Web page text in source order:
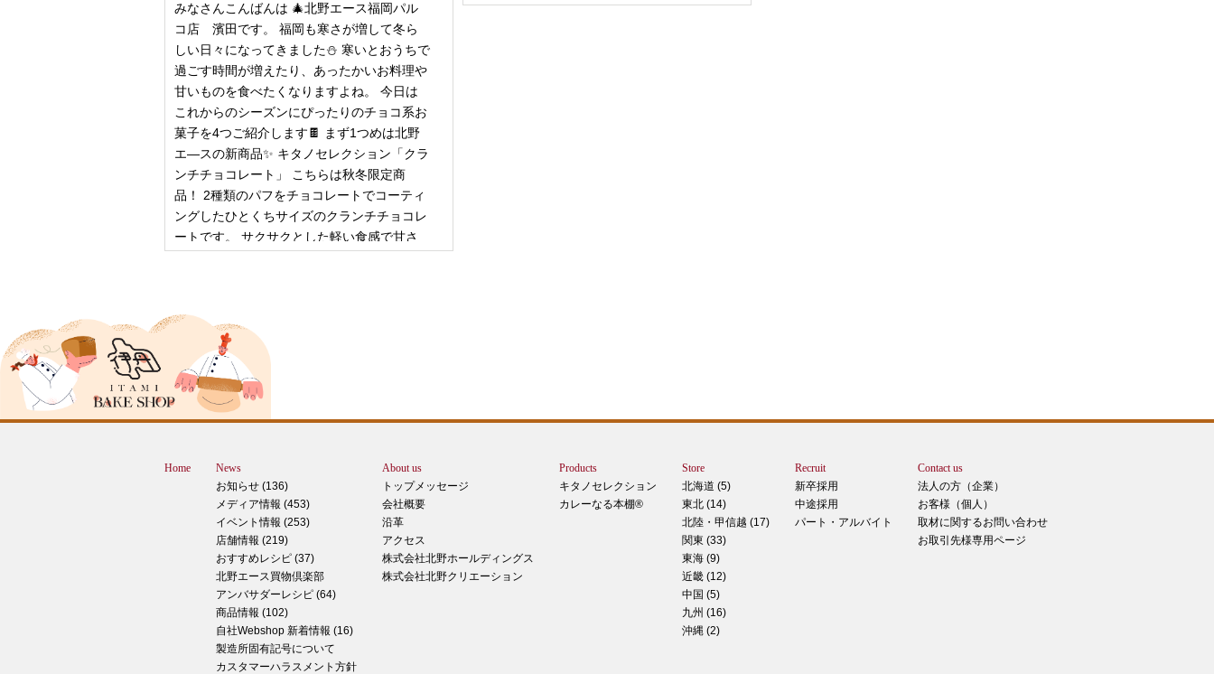
みなさんこんばんは 🎄北野エース福岡パル
コ店 濱田です。 福岡も寒さが増して冬ら
しい日々になってきました⛄️ 寒いとおうちで
過ごす時間が増えたり、あったかいお料理や
甘いものを食べたくなりますよね。 今日は
これからのシーズンにぴったりのチョコ系お
菓子を4つご紹介します🍫 まず1つめは北野
エ―スの新商品✨ キタノセレクション「クラ
ンチチョコレート」 こちらは秋冬限定商
品！ 2種類のパフをチョコレートでコーティ
ングしたひとくちサイズのクランチチョコレ
ートです。 サクサクとした軽い食感で甘さ
ピザ立ちぬ
ブログをご覧の皆様、こんにちは！北野エー
スMOMOテラス店の大西です。 いきなりで
すが、これは何だと思いますか？ ヒントは
12月に活躍するあの食べ物です！ はんぺ
す。 それでは正解発表です。リバースカー
ドオープン！！ なんと四角いピザなんで
す！今回は冬に大活躍のピザ、紹介いたしま
す。 キタノセレクション手のばしピザ マ
ルゲリータ 北野エースオリジナル商品のピ
ザになります。特徴は何といってもこの形！
生地はひとつひとつ手で
2024年12月14日
もっちもち！和スイーツと一緒に素敵なティ
Home
News
お知らせ (136)
メディア情報 (453)
イベント情報 (253)
店舗情報 (219)
おすすめレシピ (37)
北野エース買物倶楽部
アンバサダーレシピ (64)
商品情報 (102)
自社Webshop 新着情報 (16)
製造所固有記号について
カスタマーハラスメント方針
About us
トップメッセージ
会社概要
沿革
アクセス
株式会社北野ホールディングス
株式会社北野クリエーション
Products
キタノセレクション
カレーなる本棚®
Store
北海道 (5)
東北 (14)
北陸・甲信越 (17)
関東 (33)
東海 (9)
近畿 (12)
中国 (5)
九州 (16)
沖縄 (2)
Recruit
新卒採用
中途採用
パート・アルバイト
Contact us
法人の方（企業）
お客様（個人）
取材に関するお問い合わせ
お取引先様専用ページ